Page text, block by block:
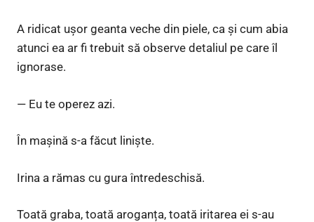
A ridicat ușor geanta veche din piele, ca și cum abia
atunci ea ar fi trebuit să observe detaliul pe care îl
ignorase.
— Eu te operez azi.
În mașină s-a făcut liniște.
Irina a rămas cu gura întredeschisă.
Toată graba, toată aroganța, toată iritarea ei s-au